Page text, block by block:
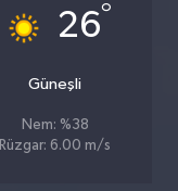
26°
Güneşli
Nem: %38
Rüzgar: 6.00 m/s